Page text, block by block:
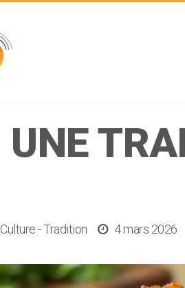
UNE
Culture-Tradition 4 mars 2026